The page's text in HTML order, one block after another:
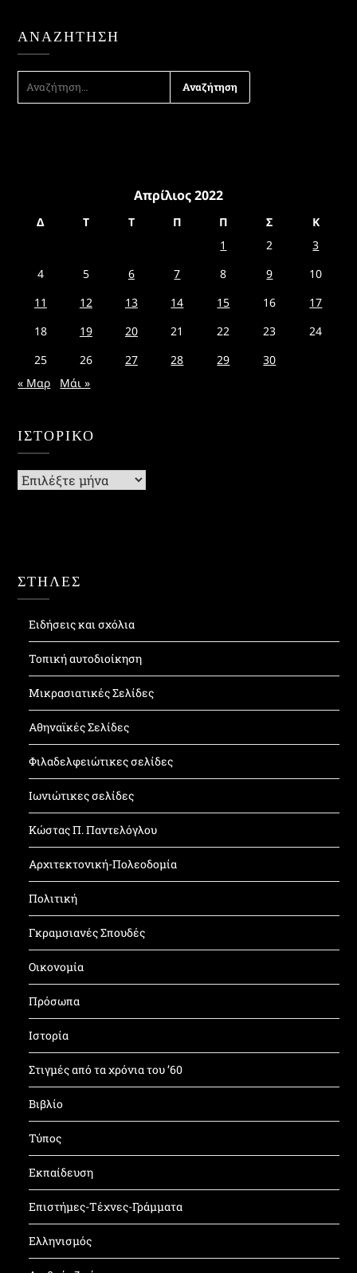
ΑΝΑΖΉΤΗΣΗ
ΓΙΑ:
Απρίλιος 2022
Δ Τ Τ Π Π Σ
Κ
1
2
3
4
5 6 7 8 9
10
11
12 13 14 15 16
17
18
19 20 21 22 23
24
25
26 27 28 29
30
« Μαρ
Μάι »
ΙΣΤΟΡΙΚΌ
Ιστορικό
ΣΤΗΛΕΣ
Ειδήσεις και σχόλια
Τοπική αυτοδιοίκηση
Μικρασιατικές Σελίδες
Αθηναϊκές Σελίδες
Φιλαδελφειώτικες σελίδες
Ιωνιώτικες σελίδες
Κώστας Π. Παντελόγλου
Αρχιτεκτονική-Πολεοδομία
Πολιτική
Γκραμσιανές Σπουδές
Οικονομία
Πρόσωπα
Ιστορία
Στιγμές από τα χρόνια του ’60
Βιβλίο
Τύπος
Εκπαίδευση
Επιστήμες-Τέχνες-Γράμματα
Ελληνισμός